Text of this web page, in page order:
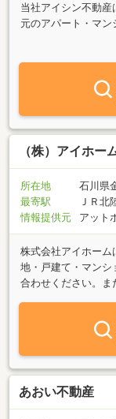
当社アイシン不動
元のアパート・マ
っています。県庁
す。ですから、転
らしなどには住み
兼六園、東茶屋街
フも楽しめます！そ
社におまかせくださ
と、地域のこと、
での土地・一戸建て
談も承っております
（株）アイホー
所在地
石川県
最寄駅
ＪＲ北
情報提供元
アット
株式会社アイホーム
地・戸建て・マンシ
合わせください。ま
あおい不動産